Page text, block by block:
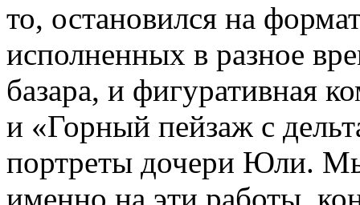
то, остановился на
исполненных в разное
базара, и фигуративная
и «Горный пейзаж с
портреты дочери Юли.